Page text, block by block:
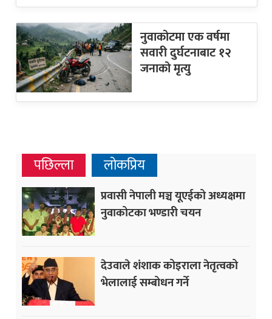
नुवाकोटमा एक वर्षमा
सवारी दुर्घटनाबाट १२
जनाको मृत्यु
पछिल्ला लोकप्रिय
प्रवासी नेपाली मञ्च यूएईको अध्यक्षमा
नुवाकोटका भण्डारी चयन
देउवाले शंशाक कोइराला नेतृत्वको
भेलालाई सम्बोधन गर्ने